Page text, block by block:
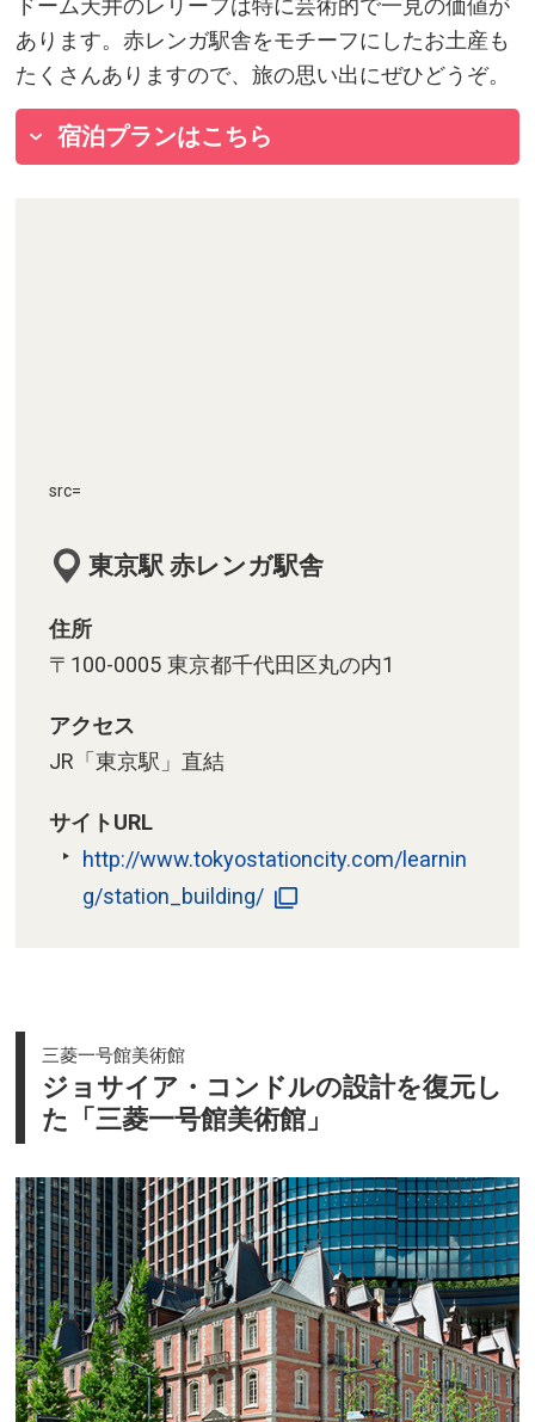
ドーム天井のレリーフは特に芸術的で一見の価値が
あります。赤レンガ駅舎をモチーフにしたお土産も
たくさんありますので、旅の思い出にぜひどうぞ。
宿泊プランはこちら
src=
東京駅 赤レンガ駅舎
住所
〒100-0005 東京都千代田区丸の内1
アクセス
JR「東京駅」直結
サイトURL
http://www.tokyostationcity.com/learnin
g/station_building/
三菱一号館美術館
ジョサイア・コンドルの設計を復元し
た「三菱一号館美術館」